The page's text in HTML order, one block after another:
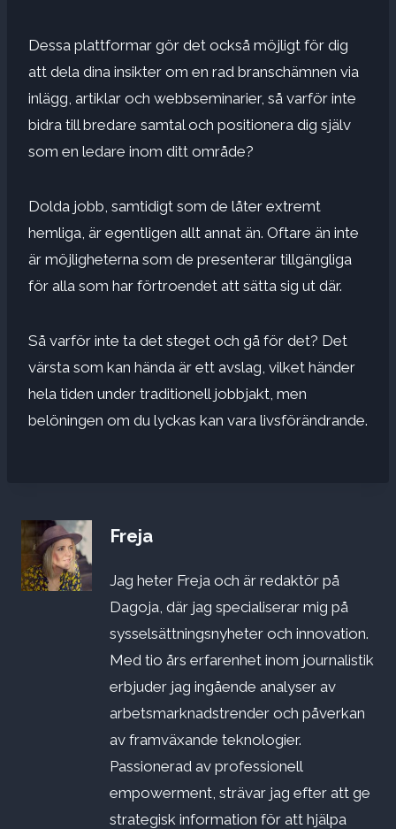
Dessa plattformar gör det också möjligt för dig
att dela dina insikter om en rad branschämnen via
inlägg, artiklar och webbseminarier, så varför inte
bidra till bredare samtal och positionera dig själv
som en ledare inom ditt område?
Dolda jobb, samtidigt som de låter extremt
hemliga, är egentligen allt annat än. Oftare än inte
är möjligheterna som de presenterar tillgängliga
för alla som har förtroendet att sätta sig ut där.
Så varför inte ta det steget och gå för det? Det
värsta som kan hända är ett avslag, vilket händer
hela tiden under traditionell jobbjakt, men
belöningen om du lyckas kan vara livsförändrande.
Freja
Jag heter Freja och är redaktör på
Dagoja, där jag specialiserar mig på
sysselsättningsnyheter och innovation.
Med tio års erfarenhet inom journalistik
erbjuder jag ingående analyser av
arbetsmarknadstrender och påverkan
av framväxande teknologier.
Passionerad av professionell
empowerment, strävar jag efter att ge
strategisk information för att hjälpa